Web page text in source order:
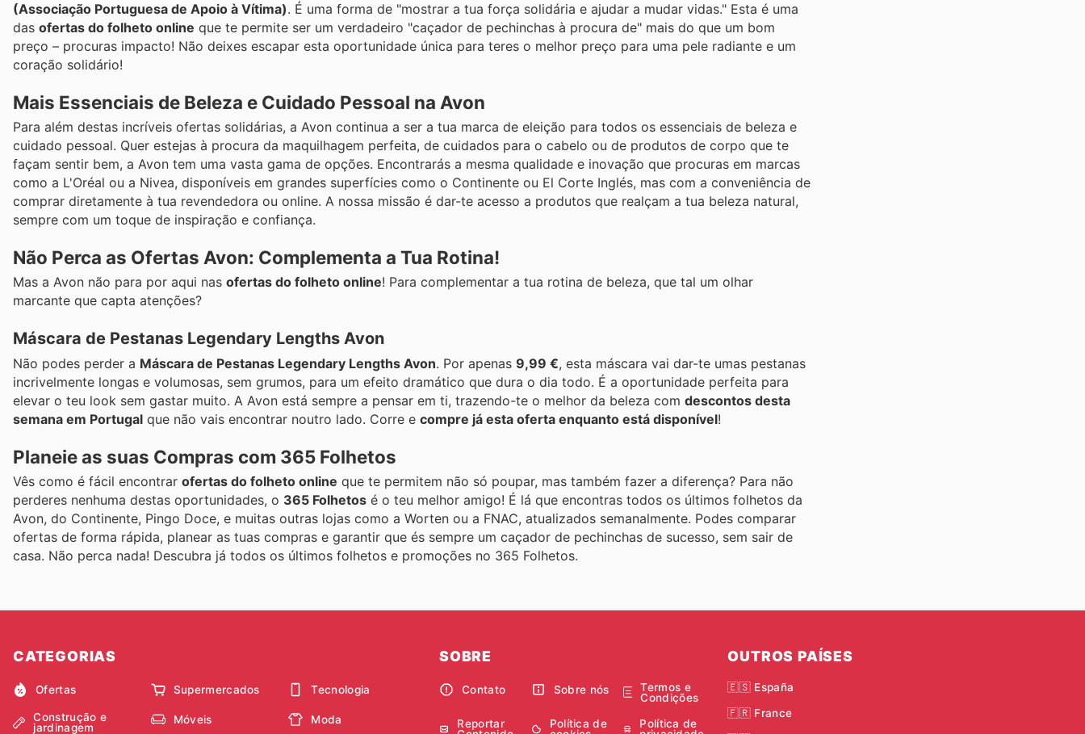
(Associação Portuguesa de Apoio à Vítima). É uma forma de "mostrar a tua força solidária e ajudar a mudar vidas." Esta é uma
das ofertas do folheto online que te permite ser um verdadeiro "caçador de pechinchas à procura de" mais do que um bom
preço – procuras impacto! Não deixes escapar esta oportunidade única para teres o melhor preço para uma pele radiante e um
coração solidário!
Mais Essenciais de Beleza e Cuidado Pessoal na Avon
Para além destas incríveis ofertas solidárias, a Avon continua a ser a tua marca de eleição para todos os essenciais de beleza e
cuidado pessoal. Quer estejas à procura da maquilhagem perfeita, de cuidados para o cabelo ou de produtos de corpo que te
façam sentir bem, a Avon tem uma vasta gama de opções. Encontrarás a mesma qualidade e inovação que procuras em marcas
como a L'Oréal ou a Nivea, disponíveis em grandes superfícies como o Continente ou El Corte Inglés, mas com a conveniência de
comprar diretamente à tua revendedora ou online. A nossa missão é dar-te acesso a produtos que realçam a tua beleza natural,
sempre com um toque de inspiração e confiança.
Não Perca as Ofertas Avon: Complementa a Tua Rotina!
Mas a Avon não para por aqui nas ofertas do folheto online! Para complementar a tua rotina de beleza, que tal um olhar
marcante que capta atenções?
Máscara de Pestanas Legendary Lengths Avon
Não podes perder a Máscara de Pestanas Legendary Lengths Avon. Por apenas 9,99 €, esta máscara vai dar-te umas pestanas
incrivelmente longas e volumosas, sem grumos, para um efeito dramático que dura o dia todo. É a oportunidade perfeita para
elevar o teu look sem gastar muito. A Avon está sempre a pensar em ti, trazendo-te o melhor da beleza com descontos desta
semana em Portugal que não vais encontrar noutro lado. Corre e compre já esta oferta enquanto está disponível!
Planeie as suas Compras com 365 Folhetos
Vês como é fácil encontrar ofertas do folheto online que te permitem não só poupar, mas também fazer a diferença? Para não
perderes nenhuma destas oportunidades, o 365 Folhetos é o teu melhor amigo! É lá que encontras todos os últimos folhetos da
Avon, do Continente, Pingo Doce, e muitas outras lojas como a Worten ou a FNAC, atualizados semanalmente. Podes comparar
ofertas de forma rápida, planear as tuas compras e garantir que és sempre um caçador de pechinchas de sucesso, sem sair de
casa. Não perca nada! Descubra já todos os últimos folhetos e promoções no 365 Folhetos.
CATEGORIAS
Ofertas Supermercados Tecnologia
Construção e
jardinagem
Móveis Moda
SOBRE
Contato Sobre nós
Termos e
Condições
Reportar
Política de
Política de
OUTROS PAÍSES
🇪🇸 España
🇫🇷 France